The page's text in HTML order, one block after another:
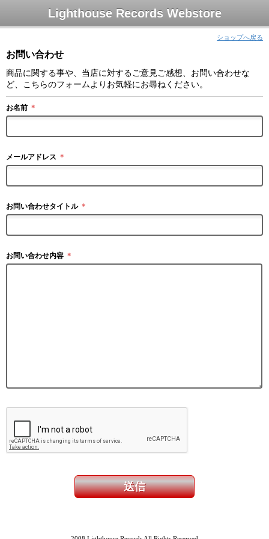
Lighthouse Records Webstore
ショップへ戻る
お問い合わせ
商品に関する事や、当店に対するご意見ご感想、お問い合わせな
ど、こちらのフォームよりお気軽にお尋ねください。
お名前 ＊
メールアドレス ＊
お問い合わせタイトル ＊
お問い合わせ内容 ＊